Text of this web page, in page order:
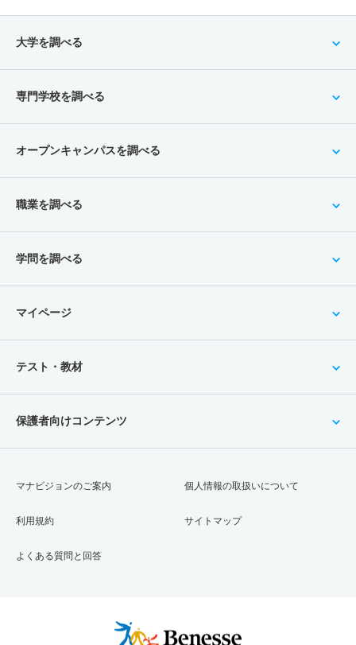
大学を調べる
専門学校を調べる
オープンキャンパスを調べる
職業を調べる
学問を調べる
マイページ
テスト・教材
保護者向けコンテンツ
マナビジョンのご案内
利用規約
よくある質問と回答
個人情報の取扱いについて
サイトマップ